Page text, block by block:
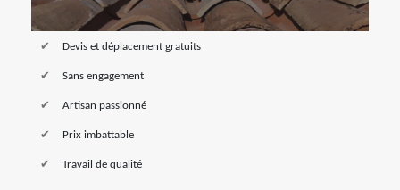
Devis et déplacement gratuits
Sans engagement
Artisan passionné
Prix imbattable
Travail de qualité